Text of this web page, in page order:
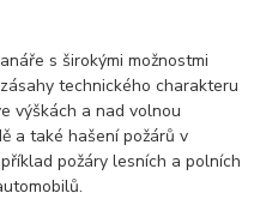
s širokými možnostmi
technického charakteru
výškách a nad volnou
a také hašení požárů v
požáry lesních a polních